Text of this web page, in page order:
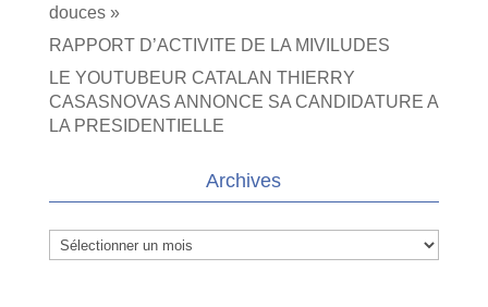
douces »
RAPPORT D’ACTIVITE DE LA MIVILUDES
LE YOUTUBEUR CATALAN THIERRY
CASASNOVAS ANNONCE SA CANDIDATURE A
LA PRESIDENTIELLE
Archives
Archives